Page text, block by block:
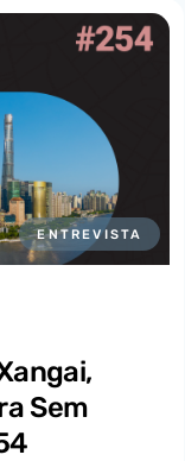
ENTREVISTA
Sem